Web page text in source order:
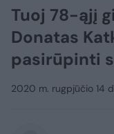
Tuoj 78-ąjį
Donatas
pasirūpinti
2020 m. rugpjūčio 14 d.